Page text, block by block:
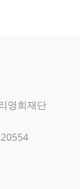
영희재단